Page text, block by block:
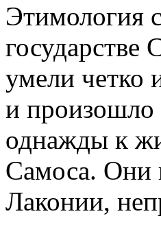
Этимология
государстве
умели четко
и
однажды к
Самоса. Они
Лаконии,